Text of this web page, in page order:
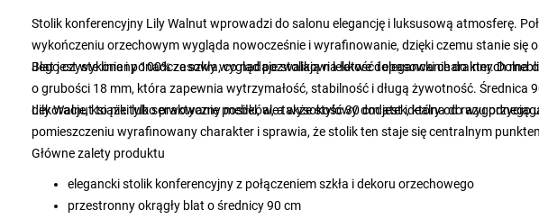
Stolik konferencyjny Lily Walnut wprowadzi do salonu elegancję i luksusową atmosferę.
wykończeniu orzechowym wygląda nowocześnie i wyrafinowanie, dzięki czemu stanie się
Jego czyste linie i ponadczasowy wygląd pozwalają na łatwe dopasowanie do innych
Blat jest wykonany 100% ze szkła, co nadaje stolikowi lekkość i elegancki charakter.
o grubości 18 mm, która zapewnia wytrzymałość, stabilność i długą żywotność. Średnica
dekoracje, książki lub serwowanie posiłków, a wysokość 30 cm jest idealna do
Lily Walnut to nie tylko praktyczny mebel, ale także stylowy dodatek, który od razu
pomieszczeniu wyrafinowany charakter i sprawia, że stolik ten staje się centralnym
Główne zalety produktu
elegancki stolik konferencyjny z połączeniem szkła i dekoru orzechowego
przestronny okrągły blat o średnicy 90 cm